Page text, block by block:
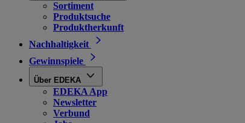
Sortiment
Produktsuche
Produktherkunft
Nachhaltigkeit
Gewinnspiele
Über EDEKA
EDEKA App
Newsletter
Verbund